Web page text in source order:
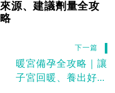
來源、建議劑量全攻
略
下一篇
暖宮備孕全攻略｜讓
子宮回暖、養出好孕